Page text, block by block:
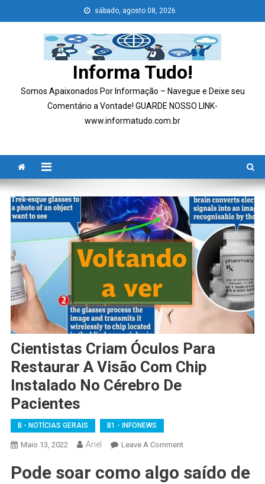
to
sábado, agosto 08, 2026
Informa Tudo!
Somos Apaixonados Por Informação – Navegue e Deixe seu
Comentário a Vontade! GUARDE NOSSO LINK-
www.informatudo.com.br
Cientistas Criam Óculos Para
Restaurar A Visão Com Chip
Instalado No Cérebro De
Pacientes
B - NOTÍCIAS GERAIS B1 - INFONEWS
Maio 13, 2022 Ariel Leave A CommentOn
Criam
Pode soar como algo saído de